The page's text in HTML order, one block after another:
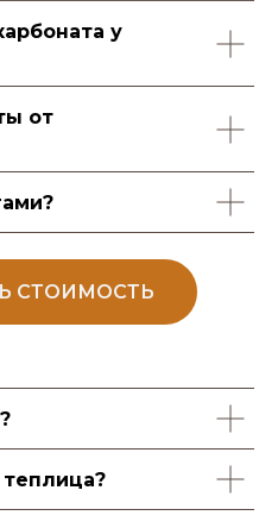
у
от
СТОИМОСТЬ
теплица?